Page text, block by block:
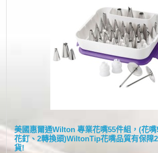
美國惠爾通Wilton 專業花嘴55件組，(花
花釘、2轉換頭)WiltonTip花嘴品質有保障
貨!